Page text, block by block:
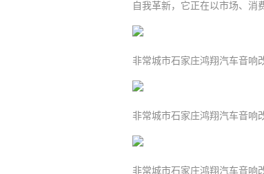
自我革新，它正在以市场、消
非常城市石家庄鸿翔汽车音响
非常城市石家庄鸿翔汽车音响
非常城市石家庄鸿翔汽车音响